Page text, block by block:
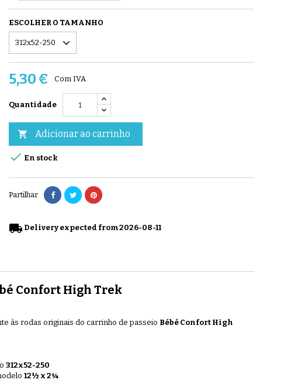
ESCOLHER O TAMANHO
5,30 € Com IVA
Quantidade
 Adicionar ao carrinho
 En stock
Partilhar
local_shipping Delivery expected from 2026-08-11
Confort High Trek
às rodas originais do carrinho de passeio Bébé Confort High
312x52-250
12½ x 2¼